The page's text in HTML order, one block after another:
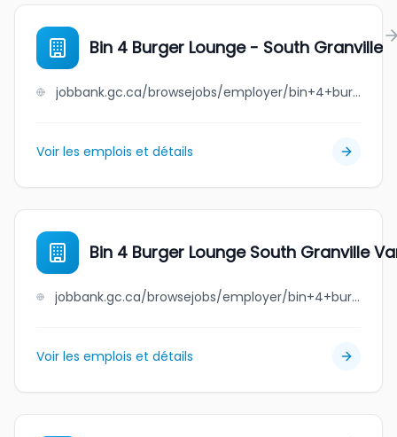
Bin 4 Burger Lounge - South Granville
jobbank.gc.ca/browsejobs/employer/bin+4+burger+lounge+-+south+granville/ca
Voir les emplois et détails
Bin 4 Burger Lounge South Granville
jobbank.gc.ca/browsejobs/employer/bin+4+burger+lounge+south+granville+vancouver/ca
Voir les emplois et détails